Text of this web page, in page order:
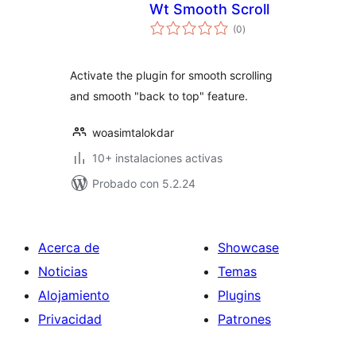
Wt Smooth Scroll
(0evaluación
total
)
Activate the plugin for smooth scrolling
and smooth "back to top" feature.
woasimtalokdar
10+ instalaciones activas
Probado con 5.2.24
Acerca de
Noticias
Alojamiento
Privacidad
Showcase
Temas
Plugins
Patrones